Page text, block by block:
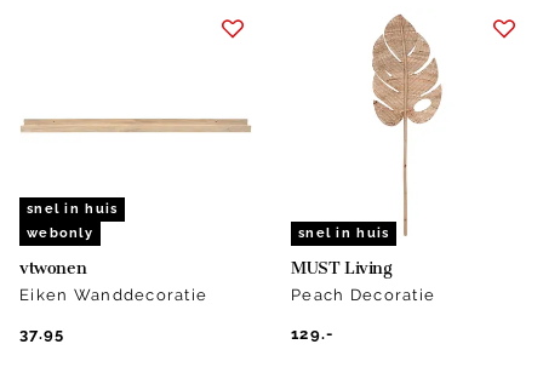
snel in huis
webonly
vtwonen
Eiken Wanddecoratie
37.95
snel in huis
MUST Living
Peach Decoratie
129.-